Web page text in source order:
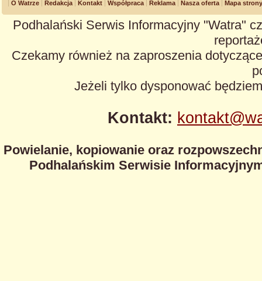
O Watrze Redakcja Kontakt Współpraca Reklama Nasza oferta Mapa strony
Podhalański Serwis Informacyjny "Watra"
Czekamy również na zaproszenia
Jeżeli tylko dysponować
Kontakt:
Powielanie, kopiowanie oraz
Podhalańskim Serwisie